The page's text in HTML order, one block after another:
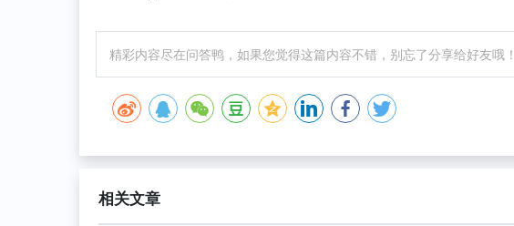
精彩内容尽在问答鸭，如果您觉得这篇内容不错，别忘了分享给好友哦！
相关文章